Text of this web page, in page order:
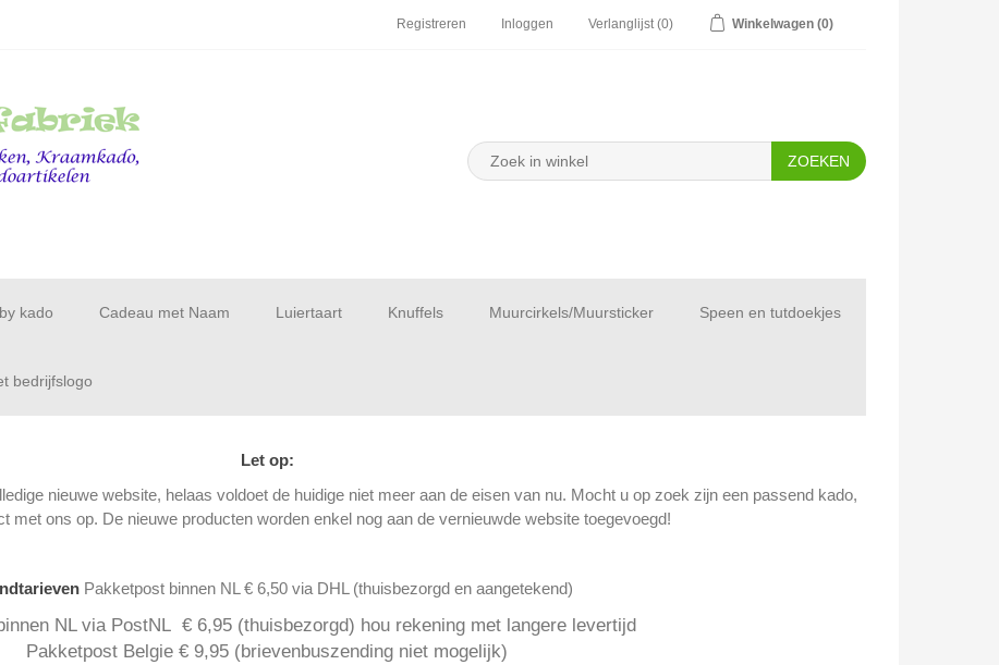
Registreren Inloggen Verlanglijst (0) Winkelwagen (0)
kado Cadeau met Naam Luiertaart Knuffels Muurcirkels/Muursticker Speen en tutdoekjes
bedrijfslogo
Let op:
nieuwe website, helaas voldoet de huidige niet meer aan de eisen van nu. Mocht u op zoek zijn een passend kado,
met ons op. De nieuwe producten worden enkel nog aan de vernieuwde website toegevoegd!
Pakketpost binnen NL € 6,50 via DHL (thuisbezorgd en aangetekend)
NL via PostNL € 6,95 (thuisbezorgd) hou rekening met langere levertijd
Pakketpost Belgie € 9,95 (brievenbuszending niet mogelijk)